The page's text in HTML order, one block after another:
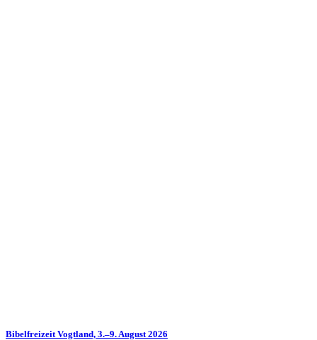
Bibelfreizeit Vogtland, 3.–9. August 2026